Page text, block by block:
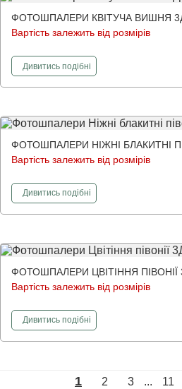
ФОТОШПАЛЕРИ КВІТУЧА ВИШНЯ
Вартість залежить від розмірів
Дивитисьфотошпалери
подібні
ФОТОШПАЛЕРИ НІЖНІ БЛАКИТНІ
Вартість залежить від розмірів
Дивитисьфотошпалери
подібні
ФОТОШПАЛЕРИ ЦВІТІННЯ ПІВОНІЇ
Вартість залежить від розмірів
Дивитисьфотошпалери
подібні
1 2 3 ... 11